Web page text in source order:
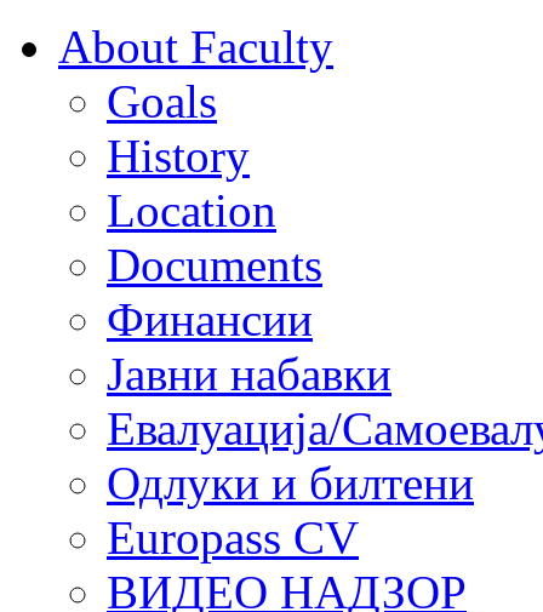
About Faculty
Goals
History
Location
Documents
Финансии
Јавни набавки
Евалуација/
Одлуки и билтени
Europass CV
ВИДЕО НАДЗОР